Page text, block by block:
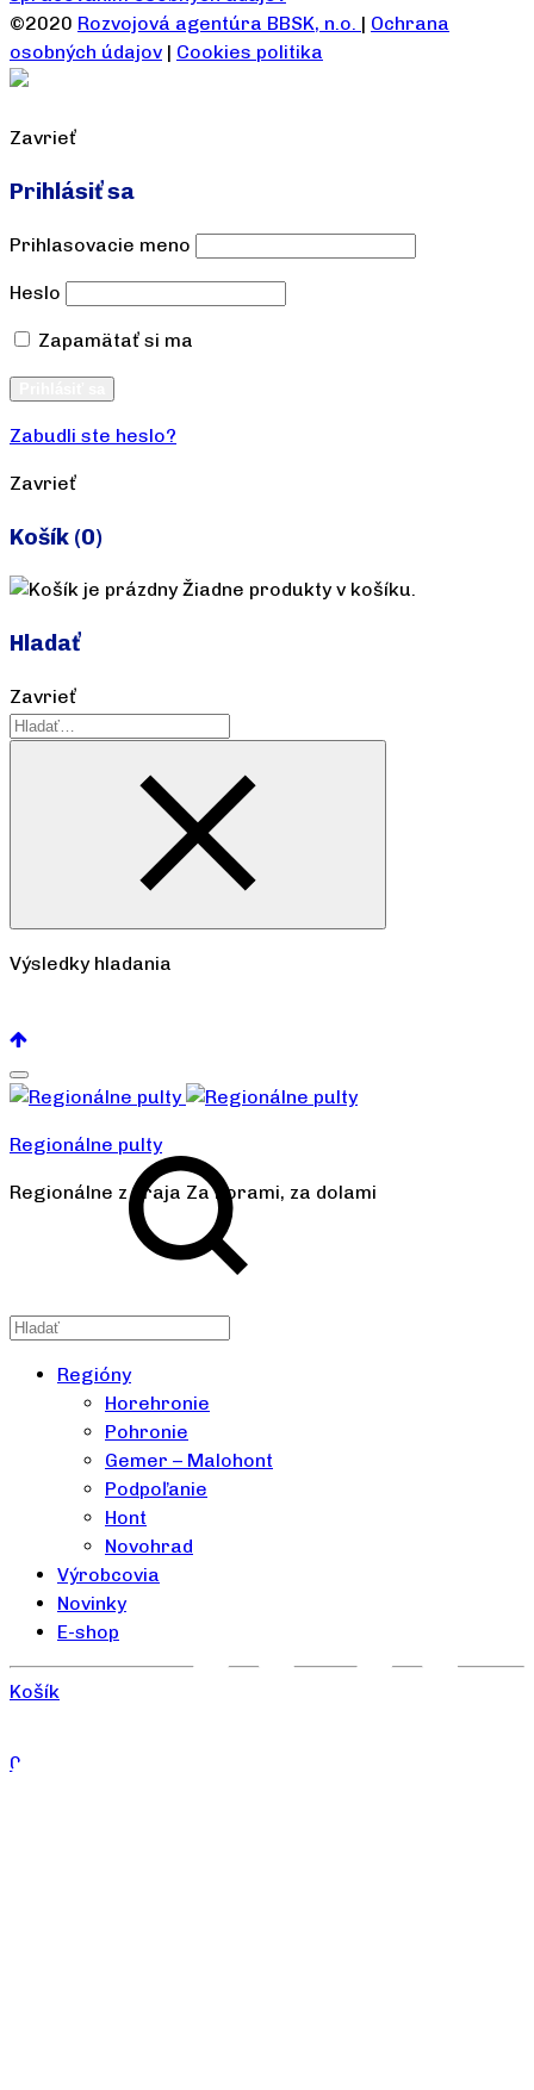
©2020 Rozvojová agentúra BBSK, n.o. | Ochrana
osobných údajov | Cookies politika
Zavrieť
Prihlásiť sa
Prihlasovacie meno
Heslo
Zapamätať si ma
Zabudli ste heslo?
Zavrieť
Košík (0)
Žiadne produkty v košíku.
Hladať
Zavrieť
Výsledky hladania
Regionálne pulty
Regionálne z kraja Za horami, za dolami
0
Regióny
Horehronie
Pohronie
Gemer – Malohont
Podpoľanie
Hont
Novohrad
Výrobcovia
Novinky
E-shop
Košík